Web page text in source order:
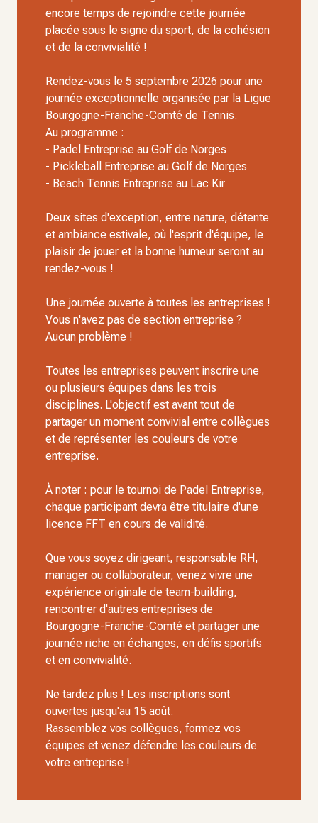
encore temps de rejoindre cette journée
placée sous le signe du sport, de la cohésion
et de la convivialité !
Rendez-vous le 5 septembre 2026 pour une
journée exceptionnelle organisée par la Ligue
Bourgogne-Franche-Comté de Tennis.
Au programme :
- Padel Entreprise au Golf de Norges
- Pickleball Entreprise au Golf de Norges
- Beach Tennis Entreprise au Lac Kir
Deux sites d'exception, entre nature, détente
et ambiance estivale, où l'esprit d'équipe, le
plaisir de jouer et la bonne humeur seront au
rendez-vous !
Une journée ouverte à toutes les entreprises !
Vous n'avez pas de section entreprise ?
Aucun problème !
Toutes les entreprises peuvent inscrire une
ou plusieurs équipes dans les trois
disciplines. L'objectif est avant tout de
partager un moment convivial entre collègues
et de représenter les couleurs de votre
entreprise.
À noter : pour le tournoi de Padel Entreprise,
chaque participant devra être titulaire d'une
licence FFT en cours de validité.
Que vous soyez dirigeant, responsable RH,
manager ou collaborateur, venez vivre une
expérience originale de team-building,
rencontrer d'autres entreprises de
Bourgogne-Franche-Comté et partager une
journée riche en échanges, en défis sportifs
et en convivialité.
Ne tardez plus ! Les inscriptions sont
ouvertes jusqu'au 15 août.
Rassemblez vos collègues, formez vos
équipes et venez défendre les couleurs de
votre entreprise !